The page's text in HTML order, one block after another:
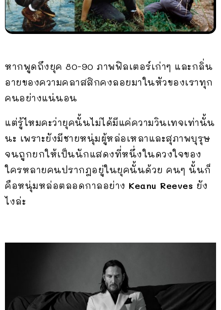
หากพูดถึงยุค 80-90 ภาพฟิลเตอร์เก่าๆ และกลิ่น
อายของความคลาสสิกคงลอยมาในหัวของเราทุก
คนอย่างแน่นอน
แต่รู้ไหมคะว่ายุคนั้นไม่ได้มีแค่ความวินเทจเท่านั้น
นะ เพราะยังมีชายหนุ่มผู้หล่อเหลาและสุภาพบุรุษ
จนถูกยกให้เป็นนักแสดงที่หนึ่งในดวงใจของ
ใครหลายคนปรากฎอยู่ในยุคนั้นด้วย คนๆ นั้นก็
คือหนุ่มหล่อตลอดกาลอย่าง Keanu Reeves ยัง
ไงล่ะ